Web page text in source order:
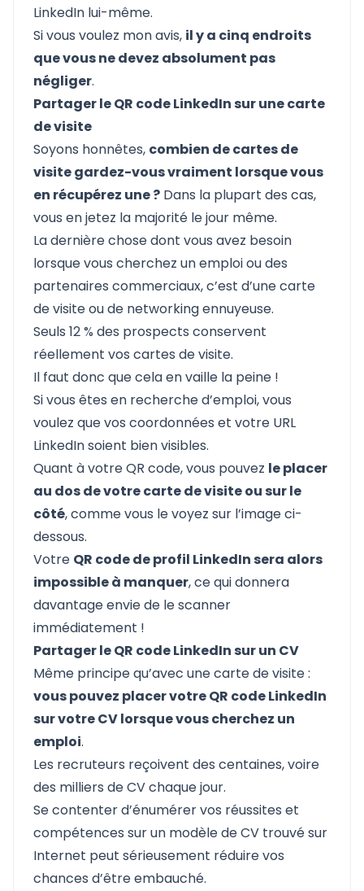
LinkedIn lui-même.
Si vous voulez mon avis, il y a cinq endroits
que vous ne devez absolument pas
négliger.
Partager le QR code LinkedIn sur une carte
de visite
Soyons honnêtes, combien de cartes de
visite gardez-vous vraiment lorsque vous
en récupérez une ? Dans la plupart des cas,
vous en jetez la majorité le jour même.
La dernière chose dont vous avez besoin
lorsque vous cherchez un emploi ou des
partenaires commerciaux, c’est d’une carte
de visite ou de networking ennuyeuse.
Seuls 12 % des prospects conservent
réellement vos cartes de visite.
Il faut donc que cela en vaille la peine !
Si vous êtes en recherche d’emploi, vous
voulez que vos coordonnées et votre URL
LinkedIn soient bien visibles.
Quant à votre QR code, vous pouvez le placer
au dos de votre carte de visite ou sur le
côté, comme vous le voyez sur l’image ci-
dessous.
Votre QR code de profil LinkedIn sera alors
impossible à manquer, ce qui donnera
davantage envie de le scanner
immédiatement !
Partager le QR code LinkedIn sur un CV
Même principe qu’avec une carte de visite :
vous pouvez placer votre QR code LinkedIn
sur votre CV lorsque vous cherchez un
emploi.
Les recruteurs reçoivent des centaines, voire
des milliers de CV chaque jour.
Se contenter d’énumérer vos réussites et
compétences sur un modèle de CV trouvé sur
Internet peut sérieusement réduire vos
chances d’être embauché.